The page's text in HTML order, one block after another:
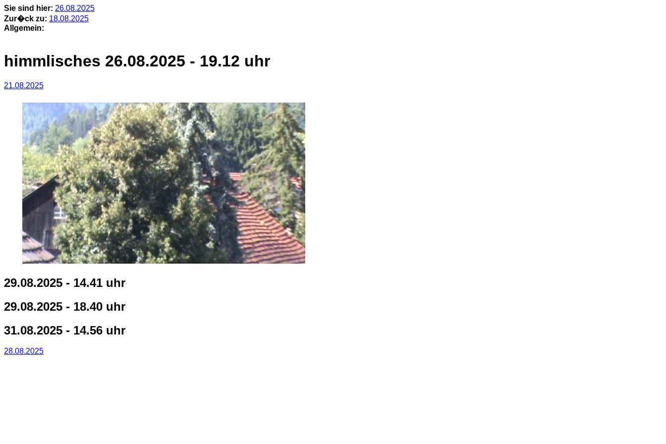
Sie sind hier: 26.08.2025
Zur�ck zu: 18.08.2025
Allgemein:
himmlisches 26.08.2025 - 19.12 uhr
21.08.2025
29.08.2025 - 14.41 uhr
29.08.2025 - 18.40 uhr
31.08.2025 - 14.56 uhr
28.08.2025